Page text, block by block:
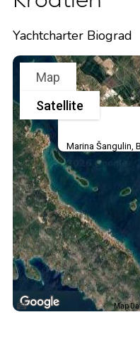
Yachtcharter Biograd
Marina Šangulin,
Map
Satellite
Map